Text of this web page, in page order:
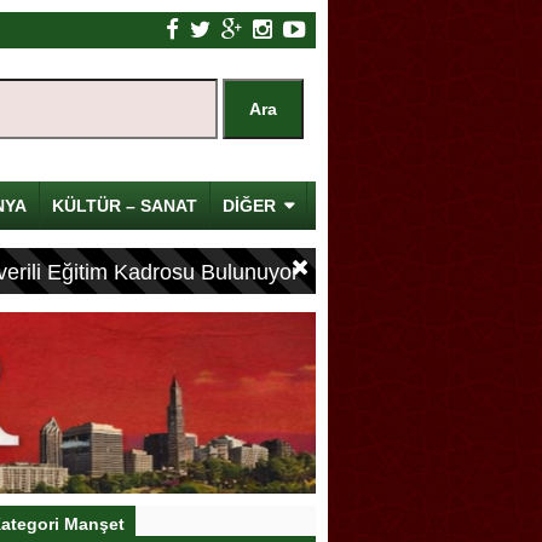
KÜLTÜR – SANAT DİĞER
Eğitim Kadrosu Bulunuyor
Manşet